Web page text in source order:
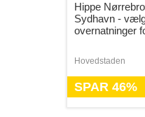
Hippe
Sydhavn -
overnatninger
Hovedstaden
SPAR 46%